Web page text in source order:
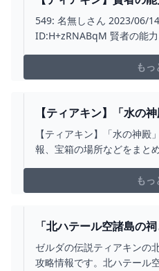
にする必要ある？【ティ
ム】 ゼルダの伝説ティアーズオブザキングダム(テ
549: 名無しさん 2023/06/14(水) 09:42:51.93
ID:H+zRNABqM 賢者の能
づかないと発動できない+
も
【ティアキン】「水の
の伝説 ティアーズオブ
ィアキン ： ヘイグ攻略
【ティアキン】「水の神殿
報、宝箱の場所などをまと
も
「北ハテール空諸島の
した - ゲームブログち
ゼルダの伝説ティアキンの
攻略情報です。北ハテール